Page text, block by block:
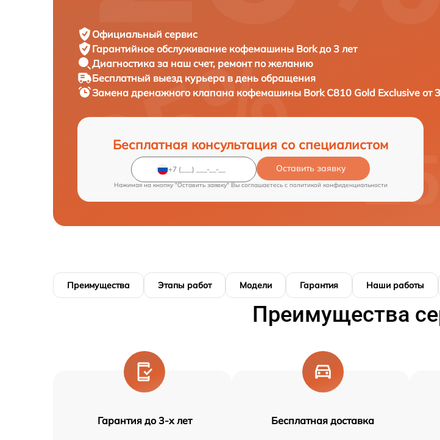
Официальный сервис
Гарантийное обслуживание кофемашины Bork до 3 лет
Диагностика за наш счет, ремонт по желанию
Бесплатный выезд курьера в день обращения
Замена дренажного клапана кофемашины Bork C810 Gold Exclusive от
Бесплатная консультация со специалистом
Оставить заявку
Нажимая на кнопку "Оставить заявку" Вы соглашаетесь c политикой конфиденциальности
Преимущества Этапы работ Модели Гарантия Наши работы
Преимущества
Гарантия до 3-х лет Бесплатная доставка